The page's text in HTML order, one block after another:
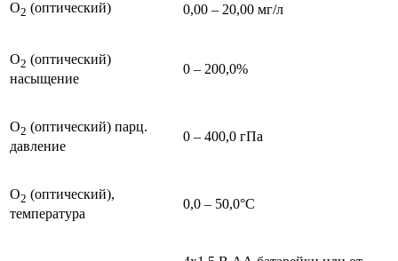
O2 (оптический) 0,00 – 20,00 мг/л
O2 (оптический)
насыщение
0 – 200,0%
O2 (оптический) парц.
давление
0 – 400,0 гПа
O2 (оптический),
температура
0,0 – 50,0°С